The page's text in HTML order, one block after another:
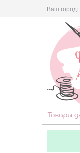
Ваш город: